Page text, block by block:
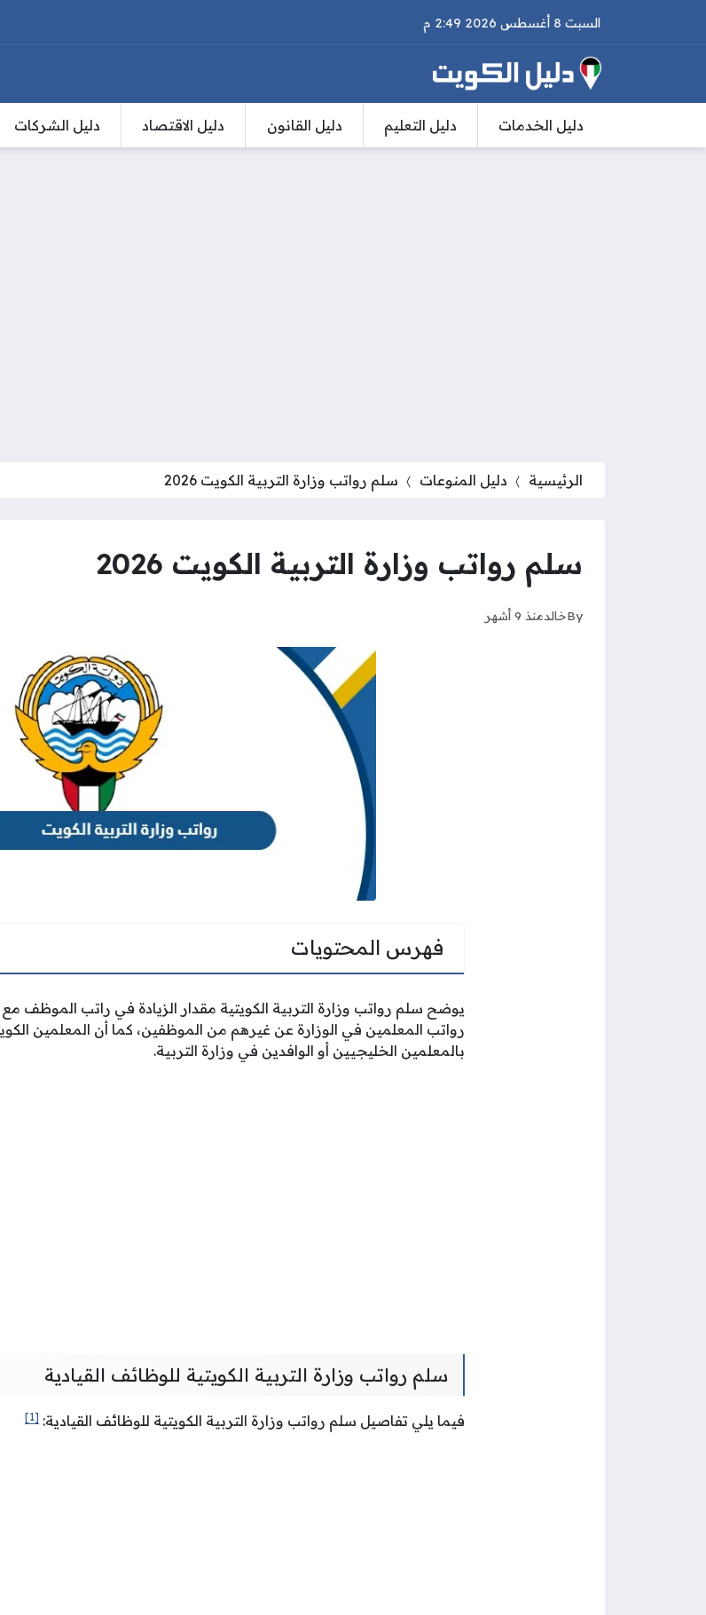
السبت 8 أغسطس 2026 2:49 م
دليل الخدمات دليل التعليم دليل القانون دليل الاقتصاد دليل الشركات
الرئيسية دليل المنوعات سلم رواتب وزارة التربية الكويت 2026
سلم رواتب وزارة التربية الكويت 2026
Byخالدمنذ 9 أشهر
فهرس المحتويات
يوضح سلم رواتب وزارة التربية الكويتية مقدار الزيادة في راتب الموظف
رواتب المعلمين في الوزارة عن غيرهم من الموظفين، كما أن المعلمين
بالمعلمين الخليجيين أو الوافدين في وزارة التربية.
سلم رواتب وزارة التربية الكويتية للوظائف القيادية
فيما يلي تفاصيل سلم رواتب وزارة التربية الكويتية للوظائف القيادية: [1]